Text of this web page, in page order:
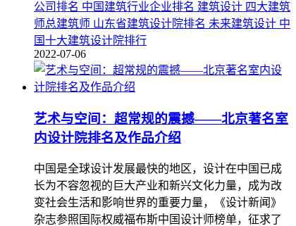
公司排名 中国建筑行业企业排名 建筑设计 四大建筑
师总建筑师 山东省建筑设计院排名 未来建筑设计 中
国十大建筑设计院排行
2022-07-06
艺术与空间：超常规的震撼——北京著名室
内设计院排名及作品介绍
中国是全球设计发展最快的地区，设计在中国已成
长为不容忽视的巨大产业和新兴文化力量，成为改
变社会生活和影响世界的重要力量，《设计新闻》
杂志参照国际权威福布斯中国设计师榜单，征求了